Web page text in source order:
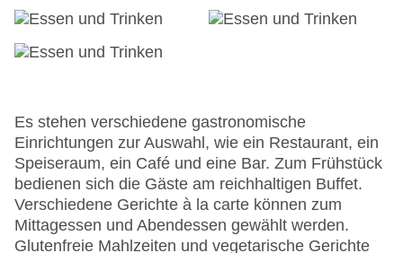
Es stehen verschiedene gastronomische
Einrichtungen zur Auswahl, wie ein Restaurant, ein
Speiseraum, ein Café und eine Bar. Zum Frühstück
bedienen sich die Gäste am reichhaltigen Buffet.
Verschiedene Gerichte à la carte können zum
Mittagessen und Abendessen gewählt werden.
Glutenfreie Mahlzeiten und vegetarische Gerichte